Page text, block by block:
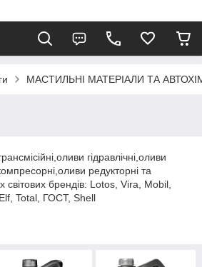
МАСТИЛЬНІ МАТЕРІАЛИ ТА
гідравлічні,оливи
редукторні та
світових брендів: Lotos, Vira, Mobil,
Total, ГОСТ, Shell